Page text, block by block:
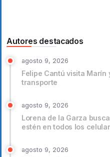
Autores destacados
agosto 9, 2026
Felipe Cantú visita
transporte
agosto 9, 2026
Lorena de la Garza
estén en todos los
agosto 9, 2026